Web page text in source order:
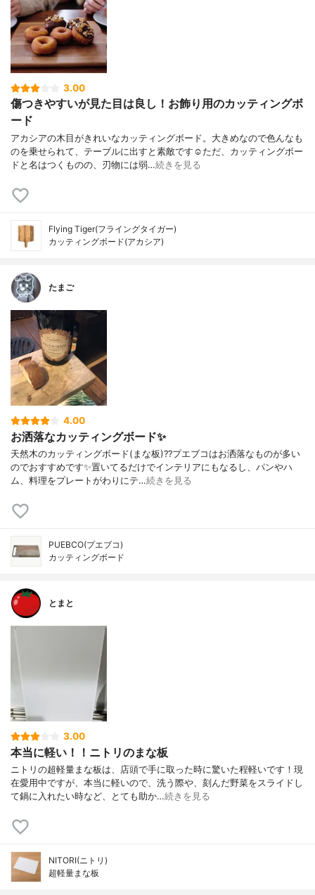
3.00
傷つきやすいが見た目は良し！お飾り用のカッティングボ
ード
アカシアの木目がきれいなカッティングボード。大きめなので色んなも
のを乗せられて、テーブルに出すと素敵です☺️ただ、カッティングボー
ドと名はつくものの、刃物には弱…続きを見る
Flying Tiger(フライングタイガー)
カッティングボード(アカシア)
たまご
4.00
お洒落なカッティングボード✨
天然木のカッティングボード(まな板)?‍?プエブコはお洒落なものが多い
のでおすすめです✨置いてるだけでインテリアにもなるし、パンやハ
ム、料理をプレートがわりにテ…続きを見る
PUEBCO(プエブコ)
カッティングボード
とまと
3.00
本当に軽い！！ニトリのまな板
ニトリの超軽量まな板は、店頭で手に取った時に驚いた程軽いです！現
在愛用中ですが、本当に軽いので、洗う際や、刻んだ野菜をスライドし
て鍋に入れたい時など、とても助か…続きを見る
NITORI(ニトリ)
超軽量まな板